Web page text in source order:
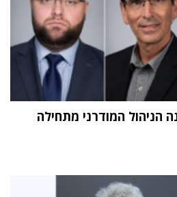
הניהול המודרני מתחילה